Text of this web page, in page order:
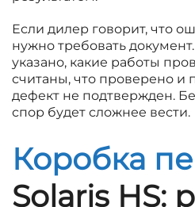
Если дилер говорит, что
нужно требовать
указано, какие работы
считаны, что проверено и
дефект не подтвержден.
спор будет сложнее вести.
Коробка
Solaris HS: